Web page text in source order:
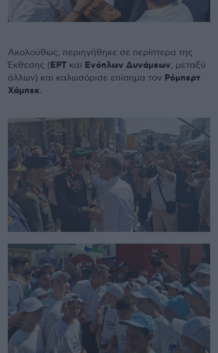
Ακολούθως, περιηγήθηκε σε περίπτερα της
Έκθεσης (ΕΡΤ και Ενόπλων Δυνάμεων, μεταξύ
άλλων) και καλωσόρισε επίσημα τον Ρόμπερτ
Χάμπεκ.